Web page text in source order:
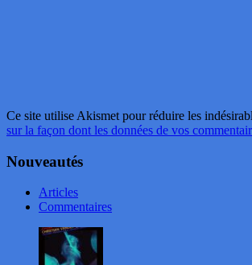
Ce site utilise Akismet pour réduire les
sur la façon dont les données de vos
Nouveautés
Articles
Commentaires